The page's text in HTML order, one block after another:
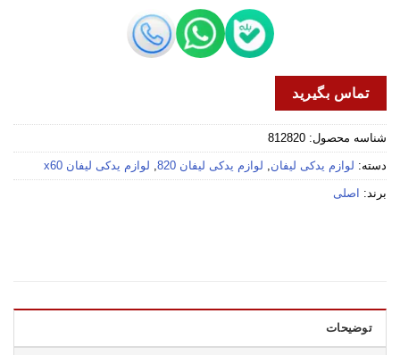
تماس بگیرید
شناسه محصول: 812820
دسته: لوازم یدکی لیفان, لوازم یدکی لیفان 820 , لوازم یدکی لیفان x60
برند: اصلی
توضیحات